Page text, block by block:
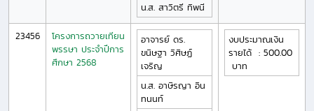
น.ส. สาวิตรี ทิพนี
23456
โครงการถวายเทียน
พรรษา ประจำปีการ
ศึกษา 2568
อาจารย์ ดร.
ขนิษฐา วิศิษฏ์
เจริญ
น.ส. อาษิรญา อิน
ทนนท์
งบประมาณเงิน
รายได้: 500.00
บาท